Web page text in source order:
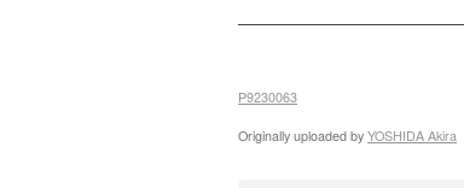
P9230063
Originally uploaded by YOSHIDA Akira